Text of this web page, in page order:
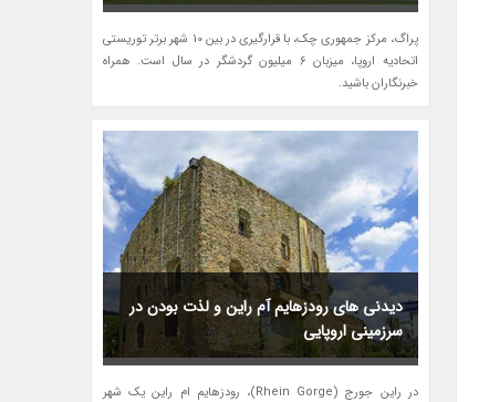
پراگ، مرکز جمهوری چک، با قرارگیری در بین 10 شهر برتر توریستی
اتحادیه اروپا، میزبان 6 میلیون گردشگر در سال است. همراه
خبرنگاران باشید.
دیدنی های رودزهایم آم راین و لذت بودن در
سرزمینی اروپایی
در راین جورج (Rhein Gorge)، رودزهایم ام راین یک شهر